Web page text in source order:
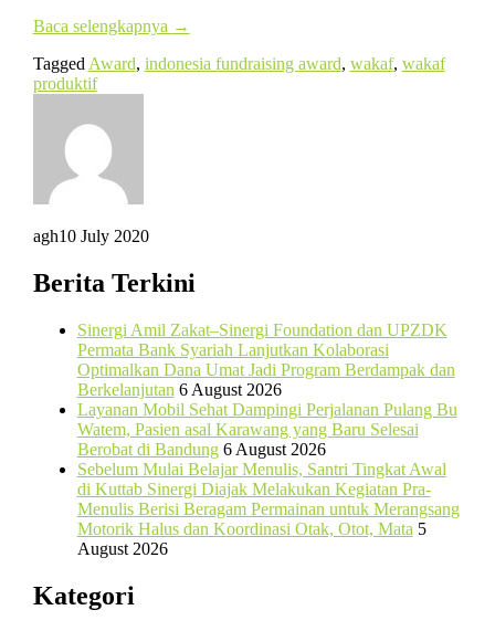
Baca selengkapnya →
Tagged Award, indonesia fundraising award, wakaf, wakaf
produktif
agh10 July 2020
Berita Terkini
Sinergi Amil Zakat–Sinergi Foundation dan UPZDK
Permata Bank Syariah Lanjutkan Kolaborasi
Optimalkan Dana Umat Jadi Program Berdampak dan
Berkelanjutan 6 August 2026
Layanan Mobil Sehat Dampingi Perjalanan Pulang Bu
Watem, Pasien asal Karawang yang Baru Selesai
Berobat di Bandung 6 August 2026
Sebelum Mulai Belajar Menulis, Santri Tingkat Awal
di Kuttab Sinergi Diajak Melakukan Kegiatan Pra-
Menulis Berisi Beragam Permainan untuk Merangsang
Motorik Halus dan Koordinasi Otak, Otot, Mata 5
August 2026
Kategori